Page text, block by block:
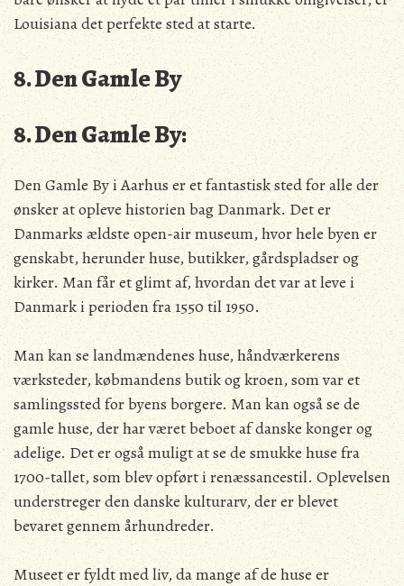
Louisiana det perfekte sted at starte.
8. Den Gamle By
8. Den Gamle By:
Den Gamle By i Aarhus er et fantastisk sted for alle der
ønsker at opleve historien bag Danmark. Det er
Danmarks ældste open-air museum, hvor hele byen er
genskabt, herunder huse, butikker, gårdspladser og
kirker. Man får et glimt af, hvordan det var at leve i
Danmark i perioden fra 1550 til 1950.
Man kan se landmændenes huse, håndværkerens
værksteder, købmandens butik og kroen, som var et
samlingssted for byens borgere. Man kan også se de
gamle huse, der har været beboet af danske konger og
adelige. Det er også muligt at se de smukke huse fra
1700-tallet, som blev opført i renæssancestil. Oplevelsen
understreger den danske kulturarv, der er blevet
bevaret gennem århundreder.
Museet er fyldt med liv, da mange af de huse er